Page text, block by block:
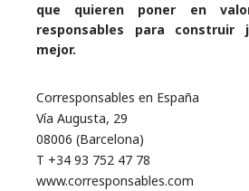
que quieren poner en
responsables para construir
mejor.
Corresponsables en España
Vía Augusta, 29
08006 (Barcelona)
T +34 93 752 47 78
www.corresponsables.com